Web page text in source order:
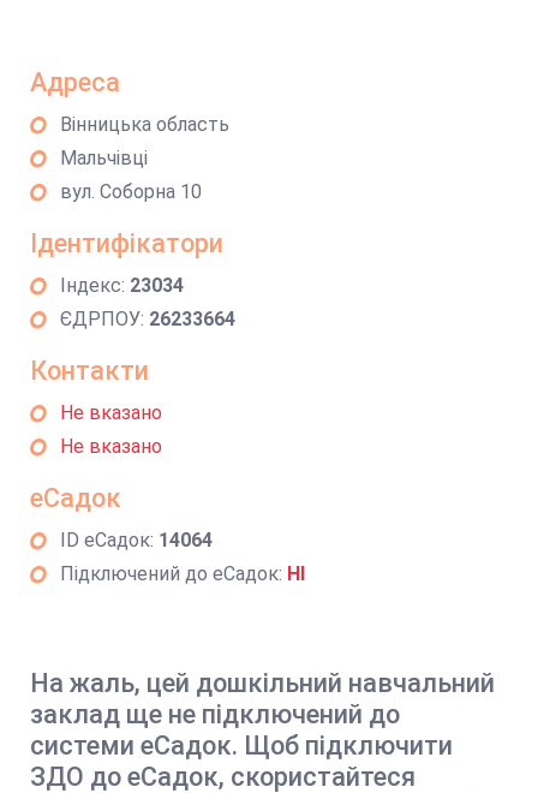
Адреса
Вінницька область
Мальчівці
вул. Соборна 10
Ідентифікатори
Індекс: 23034
ЄДРПОУ: 26233664
Контакти
Не вказано
Не вказано
еСадок
ID еСадок: 14064
Підключений до еСадок: НІ
На жаль, цей дошкільний навчальний
заклад ще не підключений до
системи еСадок. Щоб підключити
ЗДО до еСадок, скористайтеся